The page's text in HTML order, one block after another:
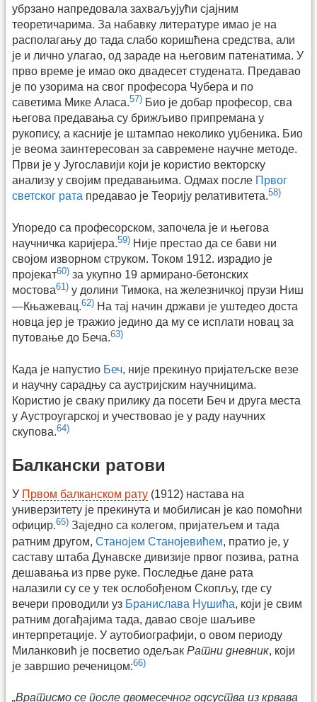
убрзано напредовала захваљујући сјајним
теоретичарима. За набавку литературе имао је на
располагању до тада слабо коришћена средства, али
је и лично улагао, од зараде на његовим патенатима. У
прво време је имао око двадесет студената. Предавао
је по узорима на свог професора Чубера и по
саветима Мике Аласа.57) Био је добар професор, сва
његова предавања су брижљиво припремана у
рукопису, а касније је штампао неколико уџбеника. Био
је веома заинтересован за савремене научне методе.
Први је у Југославији који је користио векторску
анализу у својим предавањима. Одмах после Првог
светског рата предавао је Теорију релативитета.58)
Упоредо са професорском, започела је и његова
научничка каријера.59) Није престао да се бави ни
својом изворном струком. Током 1912. израдио је
пројекат60) за укупно 19 армирано-бетонских
мостова61) у долини Тимока, на железничкој прузи Ниш
—Књажевац.62) На тај начин држави је уштедео доста
новца јер је тражио једино да му се исплати новац за
путовање до Беча.63)
Када је напустио Беч, није прекинуо пријатељске везе
и научну сарадњу са аустријским научницима.
Користио је сваку прилику да посети Беч и друга места
у Аустроугарској и учествовао је у раду научних
скупова.64)
Балкански ратови
У Првом балканском рату (1912) настава на
универзитету је прекинута и мобилисан је као помоћни
официр.65) Заједно са колегом, пријатељем и тада
ратним другом, Станојем Станојевићем, пратио је, у
саставу штаба Дунавске дивизије првог позива, ратна
дешавања из прве руке. Последње дане рата
налазили су се у тек ослобођеном Скопљу, где су
вечери проводили уз Бранислава Нушића, који је свим
ратним догађајима тада, давао своје шаљиве
интерпретације. У аутобиографији, о овом периоду
Миланковић је посветио одељак Ратни дневник, који
је завршио реченицом:66)
„Вратисмо се после двомесечног одсуства из крвава